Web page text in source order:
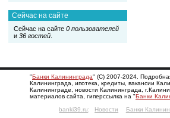
Сейчас на сайте
Сейчас на сайте 0 пользователей
и 36 гостей.
"Банки Калининграда" (С) 2007-2024.
Калининграда, ипотека, кредиты, вакансии
Калининграде, новости Калининграда,
материалов сайта, гиперссылка на "Банки
banki39.ru: Новости Банки